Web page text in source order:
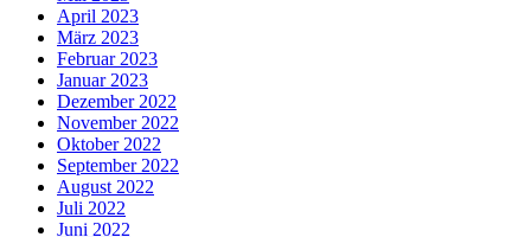
April 2023
März 2023
Februar 2023
Januar 2023
Dezember 2022
November 2022
Oktober 2022
September 2022
August 2022
Juli 2022
Juni 2022